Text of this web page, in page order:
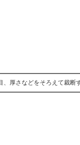
厚さなどをそろえて裁断